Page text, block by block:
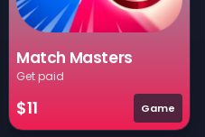
Match Masters
Get paid
$11 Game